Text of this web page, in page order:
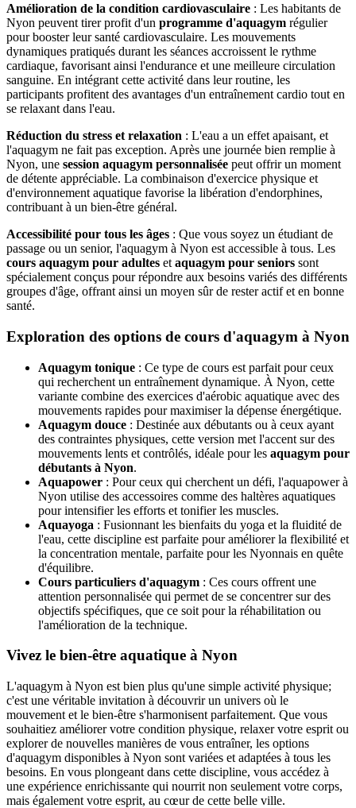
Amélioration de la condition cardiovasculaire : Les habitants de
Nyon peuvent tirer profit d'un programme d'aquagym régulier
pour booster leur santé cardiovasculaire. Les mouvements
dynamiques pratiqués durant les séances accroissent le rythme
cardiaque, favorisant ainsi l'endurance et une meilleure circulation
sanguine. En intégrant cette activité dans leur routine, les
participants profitent des avantages d'un entraînement cardio tout en
se relaxant dans l'eau.
Réduction du stress et relaxation : L'eau a un effet apaisant, et
l'aquagym ne fait pas exception. Après une journée bien remplie à
Nyon, une session aquagym personnalisée peut offrir un moment
de détente appréciable. La combinaison d'exercice physique et
d'environnement aquatique favorise la libération d'endorphines,
contribuant à un bien-être général.
Accessibilité pour tous les âges : Que vous soyez un étudiant de
passage ou un senior, l'aquagym à Nyon est accessible à tous. Les
cours aquagym pour adultes et aquagym pour seniors sont
spécialement conçus pour répondre aux besoins variés des différents
groupes d'âge, offrant ainsi un moyen sûr de rester actif et en bonne
santé.
Exploration des options de cours d'aquagym à Nyon
Aquagym tonique : Ce type de cours est parfait pour ceux
qui recherchent un entraînement dynamique. À Nyon, cette
variante combine des exercices d'aérobic aquatique avec des
mouvements rapides pour maximiser la dépense énergétique.
Aquagym douce : Destinée aux débutants ou à ceux ayant
des contraintes physiques, cette version met l'accent sur des
mouvements lents et contrôlés, idéale pour les aquagym pour
débutants à Nyon.
Aquapower : Pour ceux qui cherchent un défi, l'aquapower à
Nyon utilise des accessoires comme des haltères aquatiques
pour intensifier les efforts et tonifier les muscles.
Aquayoga : Fusionnant les bienfaits du yoga et la fluidité de
l'eau, cette discipline est parfaite pour améliorer la flexibilité et
la concentration mentale, parfaite pour les Nyonnais en quête
d'équilibre.
Cours particuliers d'aquagym : Ces cours offrent une
attention personnalisée qui permet de se concentrer sur des
objectifs spécifiques, que ce soit pour la réhabilitation ou
l'amélioration de la technique.
Vivez le bien-être aquatique à Nyon
L'aquagym à Nyon est bien plus qu'une simple activité physique;
c'est une véritable invitation à découvrir un univers où le
mouvement et le bien-être s'harmonisent parfaitement. Que vous
souhaitiez améliorer votre condition physique, relaxer votre esprit ou
explorer de nouvelles manières de vous entraîner, les options
d'aquagym disponibles à Nyon sont variées et adaptées à tous les
besoins. En vous plongeant dans cette discipline, vous accédez à
une expérience enrichissante qui nourrit non seulement votre corps,
mais également votre esprit, au cœur de cette belle ville.